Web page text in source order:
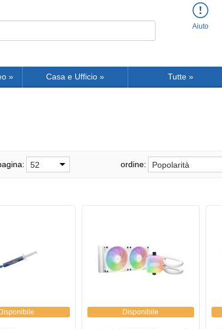
Aiuto
» Casa e Ufficio » Tutte »
52 ordine: Popolarità
Disponibile Disponibile